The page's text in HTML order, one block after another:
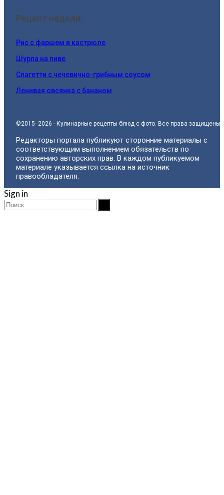
Рецепт недели:
Рис с фаршем в кастрюле
Шурпа на пиве
Спагетти с чечевично-грибным соусом
Ленивая овсянка с бананом
©2015- 2026 - Кулинарные рецепты блюд с фото. Все права защищены.
Редакторы портала публикуют сторонние материалы с
соответствующим выполнением обязательств по
сохранению авторских прав. В каждом публикуемом
материале указывается ссылка на источник
правообладателя.
Sign in